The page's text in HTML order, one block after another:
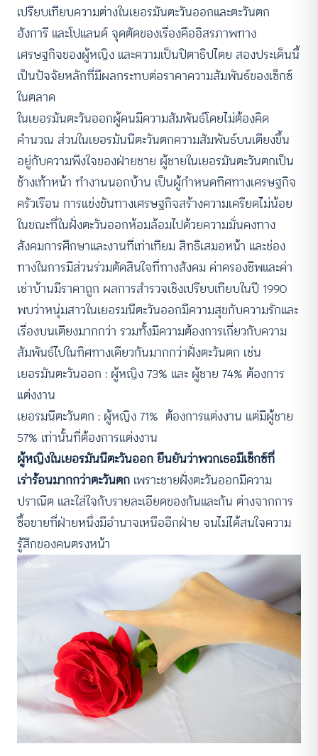
เปรียบเทียบความต่างในเยอรมันตะวันออกและตะวันตก
ฮังการี และโปแลนด์ จุดตัดของเรื่องคืออิสรภาพทาง
เศรษฐกิจของผู้หญิง และความเป็นปิตาธิปไตย สองประเด็นนี้
เป็นปัจจัยหลักที่มีผลกระทบต่อราคาความสัมพันธ์ของเซ็กซ์
ในตลาด
ในเยอรมันตะวันออกผู้คนมีความสัมพันธ์โดยไม่ต้องคิด
คำนวณ ส่วนในเยอรมันนีตะวันตกความสัมพันธ์บนเตียงขึ้น
อยู่กับความพึงใจของฝ่ายชาย ผู้ชายในเยอรมันตะวันตกเป็น
ช้างเท้าหน้า ทำงานนอกบ้าน เป็นผู้กำหนดทิศทางเศรษฐกิจ
ครัวเรือน การแข่งขันทางเศรษฐกิจสร้างความเครียดไม่น้อย
ในขณะที่ในฝั่งตะวันออกห้อมล้อมไปด้วยความมั่นคงทาง
สังคมการศึกษาและงานที่เท่าเทียม สิทธิเสมอหน้า และช่อง
ทางในการมีส่วนร่วมตัดสินใจที่ทางสังคม ค่าครองชีพและค่า
เช่าบ้านมีราคาถูก ผลการสำรวจเชิงเปรียบเทียบในปี 1990
พบว่าหนุ่มสาวในเยอรมนีตะวันออกมีความสุขกับความรักและ
เรื่องบนเตียงมากกว่า รวมทั้งมีความต้องการเกี่ยวกับความ
สัมพันธ์ไปในทิศทางเดียวกันมากกว่าฝั่งตะวันตก เช่น
เยอรมันตะวันออก : ผู้หญิง 73% และ ผู้ชาย 74% ต้องการ
แต่งงาน
เยอรมนีตะวันตก : ผู้หญิง 71% ต้องการแต่งงาน แต่มีผู้ชาย
57% เท่านั้นที่ต้องการแต่งงาน
ผู้หญิงในเยอรมันนีตะวันออก ยืนยันว่าพวกเธอมีเซ็กซ์ที่
เร่าร้อนมากกว่าตะวันตก เพราะชายฝั่งตะวันออกมีความ
ปราณีต และใส่ใจกับรายละเอียดของกันและกัน ต่างจากการ
ซื้อขายที่ฝ่ายหนึ่งมีอำนาจเหนืออีกฝ่าย จนไม่ได้สนใจความ
รู้สึกของคนตรงหน้า